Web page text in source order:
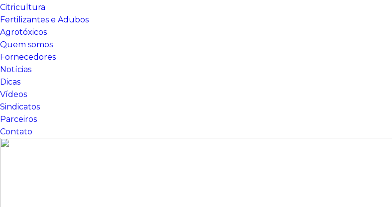
Citricultura
Fertilizantes e Adubos
Agrotóxicos
Quem somos
Fornecedores
Notícias
Dicas
Vídeos
Sindicatos
Parceiros
Contato